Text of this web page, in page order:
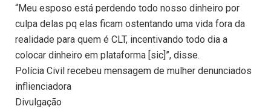
“Meu esposo está perdendo todo nosso dinheiro por
culpa delas pq elas ficam ostentando uma vida fora da
realidade para quem é CLT, incentivando todo dia a
colocar dinheiro em plataforma [sic]”, disse.
Polícia Civil recebeu mensagem de mulher denunciados
inflienciadora
Divulgação